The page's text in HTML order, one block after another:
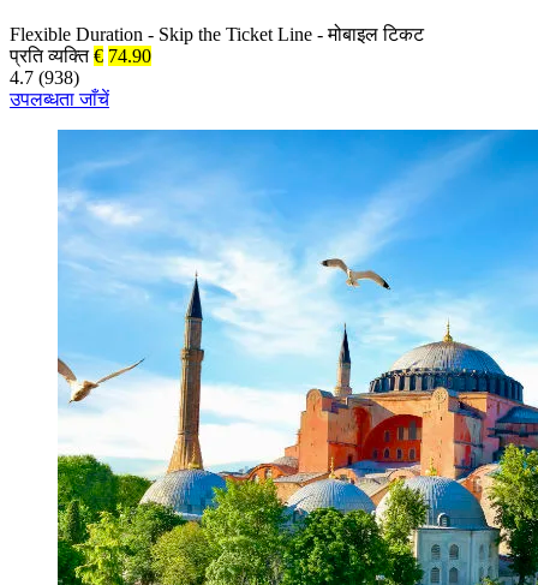
Flexible Duration - Skip the Ticket Line - मोबाइल टिकट
प्रति व्यक्ति € 74.90
4.7 (938)
उपलब्धता जाँचें